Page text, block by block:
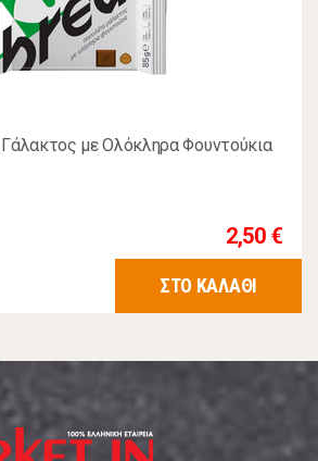
με Ολόκληρα Φουντούκια
2,50 €
ΣΤΟ ΚΑΛΑΘΙ